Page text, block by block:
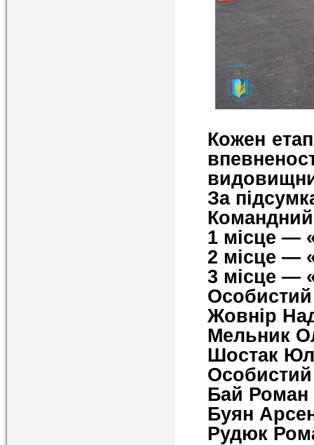
Кожен
За
Командний
1 місце —
2 місце —
3 місце —
Особистий
Жовнір
Мельник
Шостак
Особистий
Бай Роман
Буян
Рудюк